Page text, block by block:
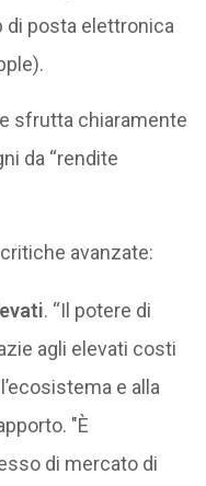
di posta elettronica
sfrutta chiaramente
da “rendite
avanzate:
. “Il potere di
agli elevati costi
e alla
″È
di mercato di